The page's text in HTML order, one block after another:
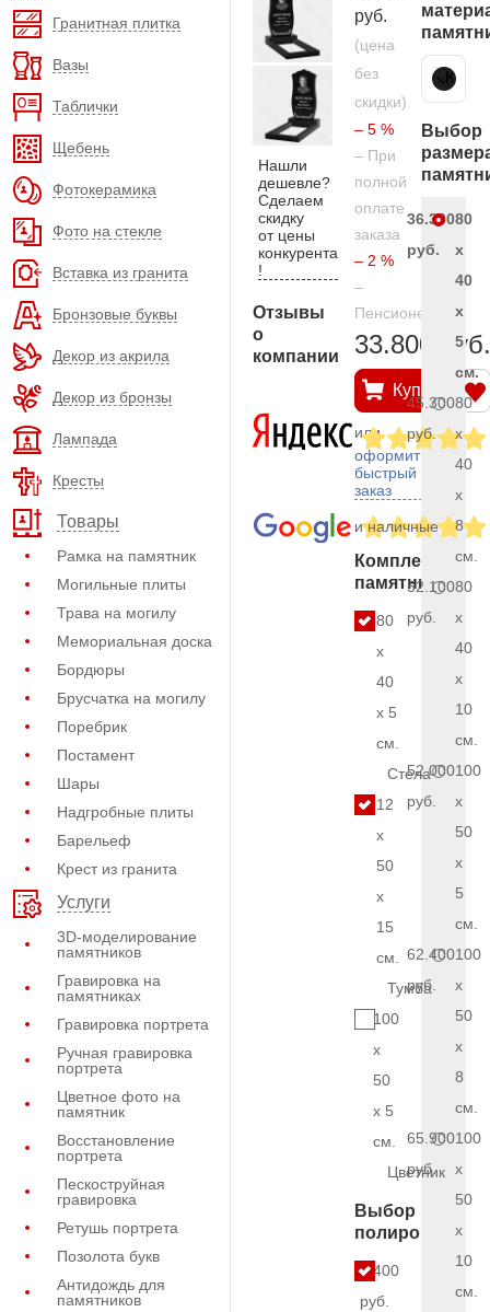
Гранитная плитка
Вазы
Таблички
Щебень
Фотокерамика
Фото на стекле
Вставка из гранита
Бронзовые буквы
Декор из акрила
Декор из бронзы
Лампада
Кресты
Товары
Рамка на памятник
Могильные плиты
Трава на могилу
Мемориальная доска
Бордюры
Брусчатка на могилу
Поребрик
Постамент
Шары
Надгробные плиты
Барельеф
Крест из гранита
Услуги
3D-моделирование
памятников
Гравировка на
памятниках
Гравировка портрета
Ручная гравировка
портрета
Цветное фото на
памятник
Восстановление
портрета
Пескоструйная
гравировка
Ретушь портрета
Позолота букв
Антидождь для
памятников
Нашли
дешевле?
Сделаем
скидку
от цены
конкурента
!
Отзывы
о
компании
руб.
(цена
без
скидки)
– 5 %
– При
полной
оплате
заказа
– 2 %
–
Пенсионерам
33.800 руб.
Купить
или
оформить
быстрый
заказ
и наличные
Комплект
памятника
80
x
40
x 5
см.
Стела
12
x
50
x
15
см.
Тумба
100
x
50
x 5
см.
Цветник
Выбор
полировки
5.400
руб.
Карельский гранит
Выбор
36.300
руб.
80
x
40
x
5
см.
45.300
руб.
80
x
40
x
8
см.
52.100
руб.
80
x
40
x
10
см.
52.000
руб.
100
x
50
x
5
см.
62.400
руб.
100
x
50
x
8
см.
65.900
руб.
100
x
50
x
10
см.